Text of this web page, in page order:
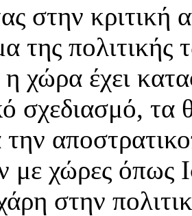
στην κριτική
της
η χώρα έχει
σχεδιασμό, τα
την
με χώρες όπως
στην